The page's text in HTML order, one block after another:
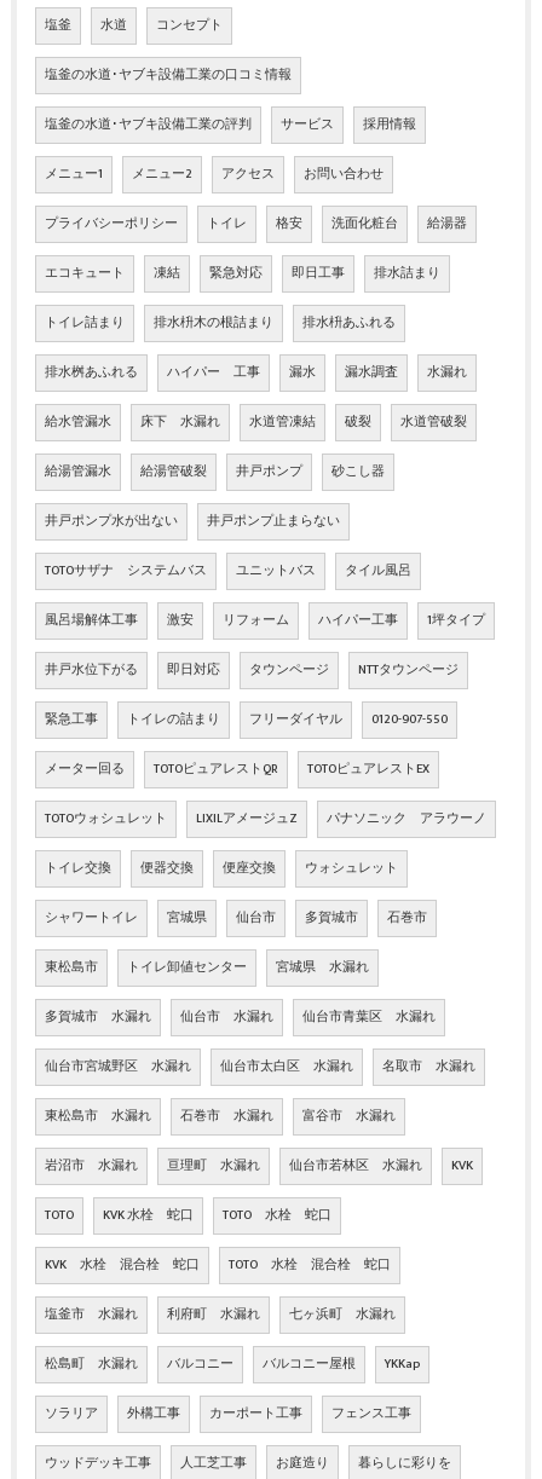
塩釜 水道 コンセプト
塩釜の水道･ヤブキ設備工業の口コミ情報
塩釜の水道･ヤブキ設備工業の評判 サービス 採用情報
メニュー1 メニュー2 アクセス お問い合わせ
プライバシーポリシー トイレ 格安 洗面化粧台 給湯器
エコキュート 凍結 緊急対応 即日工事 排水詰まり
トイレ詰まり 排水枡木の根詰まり 排水枡あふれる
排水桝あふれる ハイパー 工事 漏水 漏水調査 水漏れ
給水管漏水 床下 水漏れ 水道管凍結 破裂 水道管破裂
給湯管漏水 給湯管破裂 井戸ポンプ 砂こし器
井戸ポンプ水が出ない 井戸ポンプ止まらない
TOTOサザナ システムバス ユニットバス タイル風呂
風呂場解体工事 激安 リフォーム ハイパー工事 1坪タイプ
井戸水位下がる 即日対応 タウンページ NTTタウンページ
緊急工事 トイレの詰まり フリーダイヤル 0120-907-550
メーター回る TOTOピュアレストQR TOTOピュアレストEX
TOTOウォシュレット LIXILアメージュZ パナソニック アラウーノ
トイレ交換 便器交換 便座交換 ウォシュレット
シャワートイレ 宮城県 仙台市 多賀城市 石巻市
東松島市 トイレ卸値センター 宮城県 水漏れ
多賀城市 水漏れ 仙台市 水漏れ 仙台市青葉区 水漏れ
仙台市宮城野区 水漏れ 仙台市太白区 水漏れ 名取市 水漏れ
東松島市 水漏れ 石巻市 水漏れ 富谷市 水漏れ
岩沼市 水漏れ 亘理町 水漏れ 仙台市若林区 水漏れ KVK
TOTO KVK 水栓 蛇口 TOTO 水栓 蛇口
KVK 水栓 混合栓 蛇口 TOTO 水栓 混合栓 蛇口
塩釜市 水漏れ 利府町 水漏れ 七ヶ浜町 水漏れ
松島町 水漏れ バルコニー バルコニー屋根 YKKap
ソラリア 外構工事 カーポート工事 フェンス工事
ウッドデッキ工事 人工芝工事 お庭造り 暮らしに彩りを